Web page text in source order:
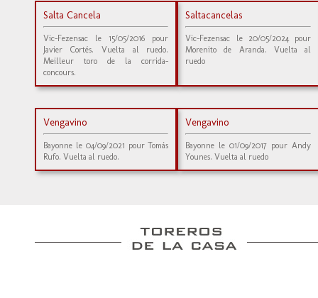
Salta Cancela
Vic-Fezensac le 15/05/2016 pour
Javier Cortés. Vuelta al ruedo.
Meilleur toro de la corrida-
concours.
Saltacancelas
Vic-Fezensac le 20/05/2024 pour
Morenito de Aranda. Vuelta al
ruedo
Vengavino
Bayonne le 04/09/2021 pour Tomás
Rufo. Vuelta al ruedo.
Vengavino
Bayonne le 01/09/2017 pour Andy
Younes. Vuelta al ruedo